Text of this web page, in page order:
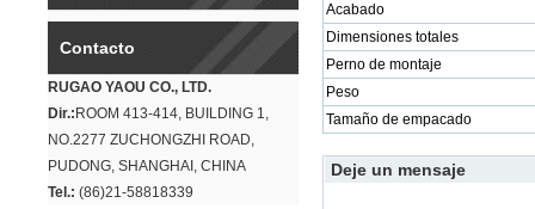
Contacto
RUGAO YAOU CO., LTD.
Dir.: ROOM 413-414, BUILDING 1,
NO.2277 ZUCHONGZHI ROAD,
PUDONG, SHANGHAI, CHINA
Tel.: (86)21-58818339
Acabado
Dimensiones totales
Perno de montaje
Peso
Tamaño de empacado
Deje un mensaje